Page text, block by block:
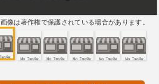
画像は著作権で保護されている場合があります。